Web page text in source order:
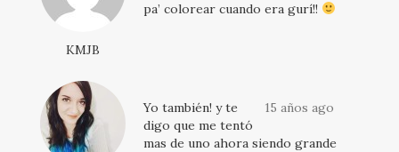
KMJB
pa’ colorear cuando era gurí!!
15 años ago
Yo también! y te
digo que me tentó
mas de uno ahora siendo grande